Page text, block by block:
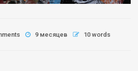
9 месяцев 10 words